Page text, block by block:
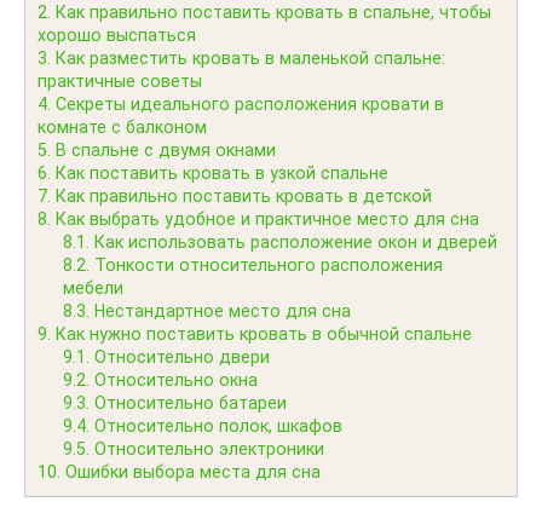
2.
Как правильно поставить кровать в спальне, чтобы
хорошо выспаться
3.
Как разместить кровать в маленькой спальне:
практичные советы
4. Секреты идеального расположения кровати в
комнате с балконом
5.
В спальне с двумя окнами
6.
Как поставить кровать в узкой спальне
7. Как правильно поставить кровать в детской
8.
Как выбрать удобное и практичное место для сна
8.1.
Как использовать расположение окон и дверей
8.2. Тонкости относительного расположения
мебели
8.3.
Нестандартное место для сна
9.
Как нужно поставить кровать в обычной спальне
9.1.
Относительно двери
9.2. Относительно окна
9.3. Относительно батареи
9.4. Относительно полок, шкафов
9.5. Относительно электроники
10. Ошибки выбора места для сна